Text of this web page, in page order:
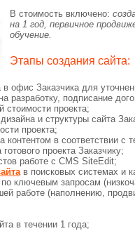
В стоимость включено:
на 1 год, первичное
обучение.
Этапы создания сайта:
офис Заказчика для
разработку, подписание
стоимости проекта;
и структуры сайта
проекта;
контентом в соответствии с
проекта Заказчику;
работе с CMS SiteEdit;
в поисковых системах и
ключевым запросам
работе (наполнению,
в течении 1 года;